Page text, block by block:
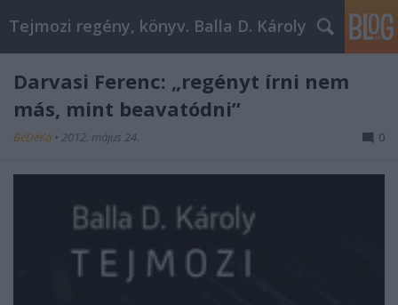
Tejmozi regény, könyv. Balla D. Károly
Darvasi Ferenc: „regényt írni nem
más, mint beavatódni”
BéDéKá • 2012. május 24. 0